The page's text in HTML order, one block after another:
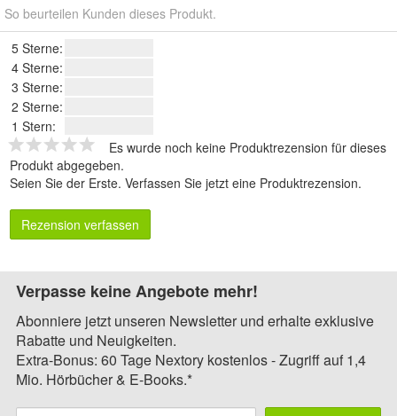
So beurteilen Kunden dieses Produkt.
5 Sterne:
4 Sterne:
3 Sterne:
2 Sterne:
1 Stern:
Es wurde noch keine Produktrezension für dieses
Produkt abgegeben.
Seien Sie der Erste. Verfassen Sie jetzt eine Produktrezension.
Rezension verfassen
Verpasse keine Angebote mehr!
Abonniere jetzt unseren Newsletter und erhalte exklusive
Rabatte und Neuigkeiten.
Extra-Bonus: 60 Tage Nextory kostenlos - Zugriff auf 1,4
Mio. Hörbücher & E-Books.*